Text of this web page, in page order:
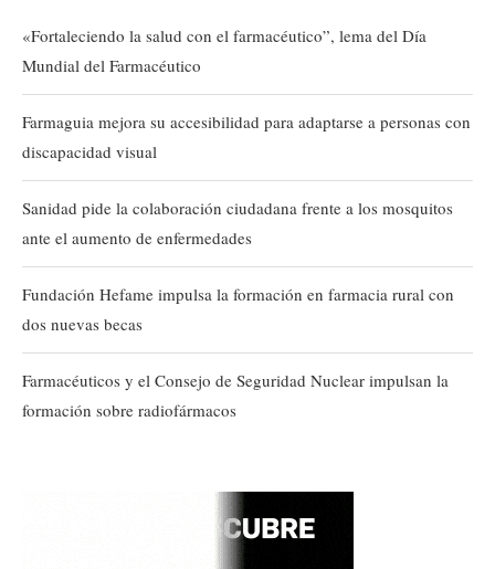
«Fortaleciendo la salud con el farmacéutico”, lema del Día
Mundial del Farmacéutico
Farmaguia mejora su accesibilidad para adaptarse a personas con
discapacidad visual
Sanidad pide la colaboración ciudadana frente a los mosquitos
ante el aumento de enfermedades
Fundación Hefame impulsa la formación en farmacia rural con
dos nuevas becas
Farmacéuticos y el Consejo de Seguridad Nuclear impulsan la
formación sobre radiofármacos